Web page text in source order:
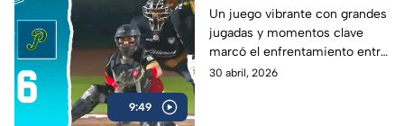
9:49
lleno de emociones en
la LMB
Un juego vibrante con grandes
jugadas y momentos clave
marcó el enfrentamiento entre
Pericos y Guerreros.
30 abril, 2026